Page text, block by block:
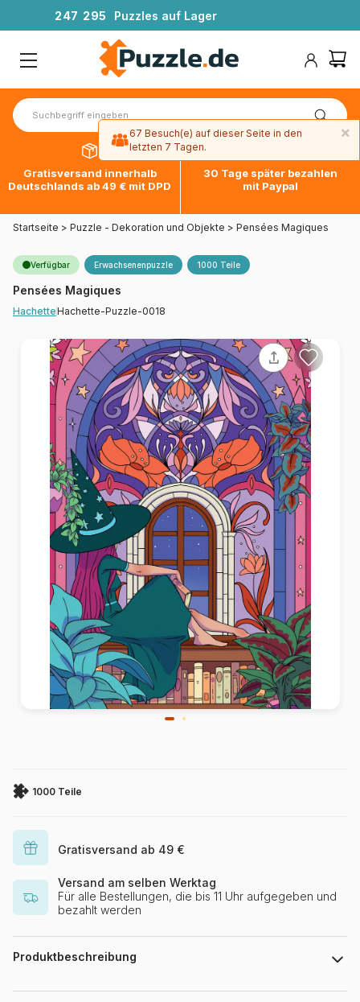
247 295 Puzzles auf Lager
Gratisversand innerhalb
Deutschlands ab 49 € mit DPD
30 Tage später bezahlen
mit Paypal
Startseite > Puzzle - Dekoration und Objekte > Pensées Magiques
Verfügbar Erwachsenenpuzzle 1000 Teile
Pensées Magiques
HachetteHachette-Puzzle-0018
1000 Teile
Gratisversand ab 49 €
Versand am selben Werktag
Für alle Bestellungen, die bis 11 Uhr aufgegeben und
bezahlt werden
Produktbeschreibung
Célia Beauduc
×
67 Besuch(e) auf dieser Seite in den
letzten 7 Tagen.